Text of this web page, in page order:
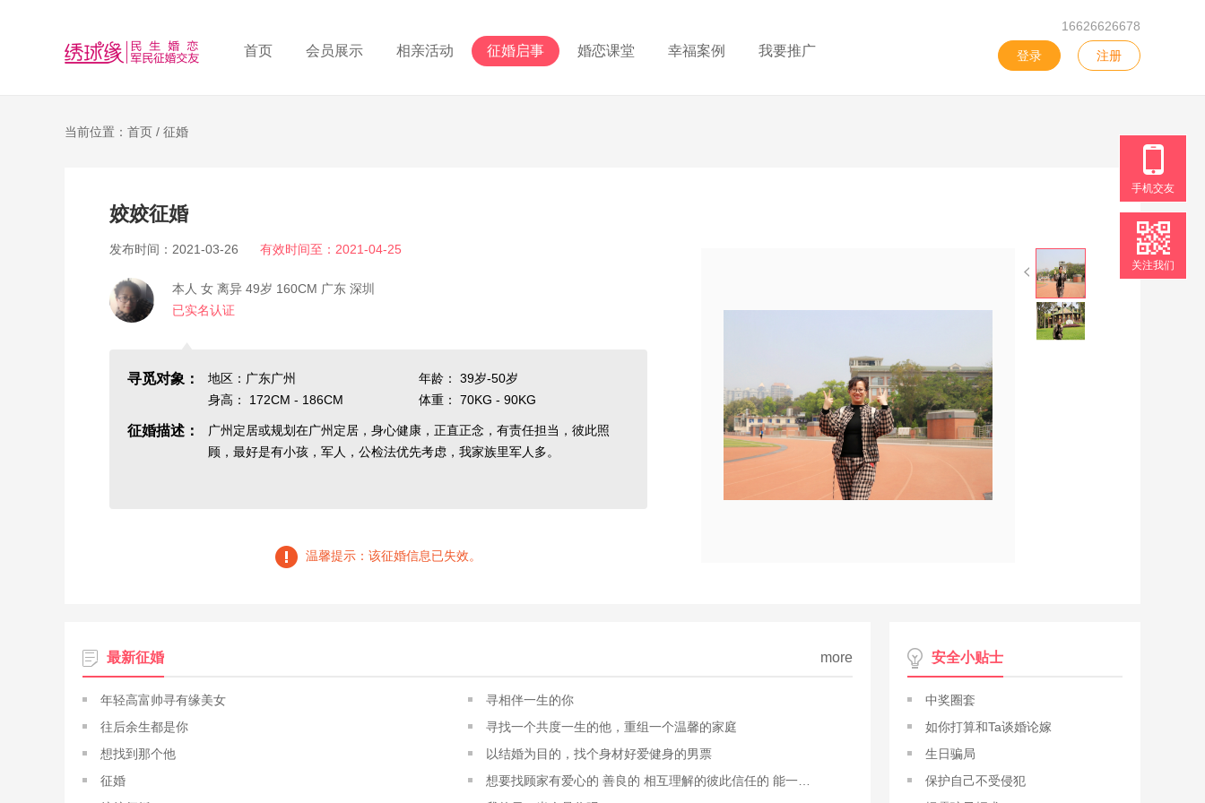
首页 会员展示 相亲活动 征婚启事 婚恋课堂 幸福案例 我要推广
16626626678
登录 注册
当前位置：首页 / 征婚
姣姣征婚
发布时间：2021-03-26 有效时间至：2021-04-25
本人 女 离异 49岁 160CM 广东 深圳
已实名认证
寻觅对象： 地区：广东广州
年龄： 39岁-50岁
身高： 172CM - 186CM
体重： 70KG - 90KG
征婚描述：
广州定居或规划在广州定居，身心健康，正直正念，有责任担当，彼此照
顾，最好是有小孩，军人，公检法优先考虑，我家族里军人多。
温馨提示：该征婚信息已失效。
最新征婚 more
年轻高富帅寻有缘美女
寻相伴一生的你
往后余生都是你
寻找一个共度一生的他，重组一个温馨的家庭
想找到那个他
以结婚为目的，找个身材好爱健身的男票
征婚
想要找顾家有爱心的 善良的 相互理解的彼此信任的 能一起面对一起承担一起成长一起学习
安全小贴士
中奖圈套
如你打算和Ta谈婚论嫁
生日骗局
保护自己不受侵犯
手机交友
关注我们